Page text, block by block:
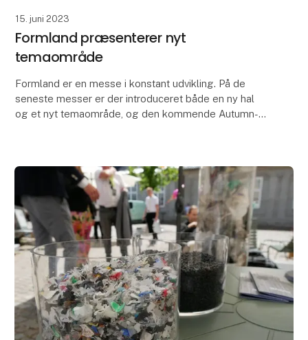
15. juni 2023
Formland præsenterer nyt
temaområde
Formland er en messe i konstant udvikling. På de
seneste messer er der introduceret både en ny hal
og et nyt temaområde, og den kommende Autumn-